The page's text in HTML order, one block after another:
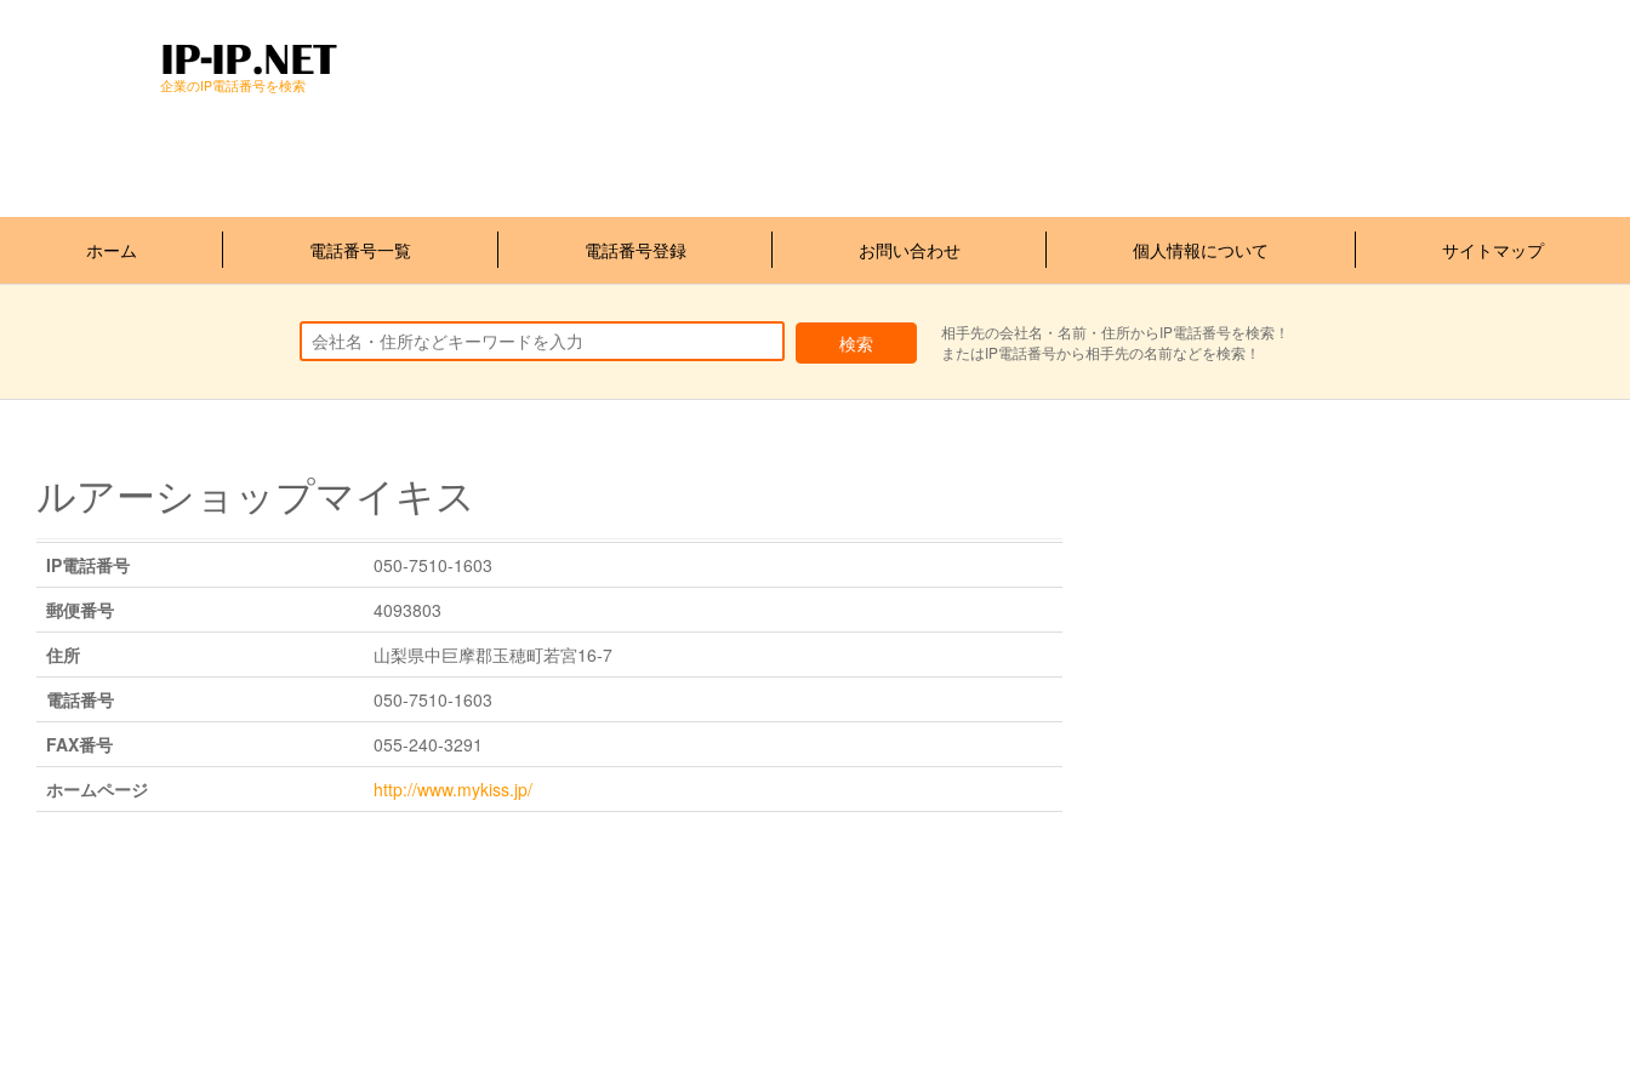
企業のIP電話番号を検索
ホーム 電話番号一覧 電話番号登録 お問い合わせ 個人情報について サイトマップ
相手先の会社名・名前・住所からIP電話番号を検索！
またはIP電話番号から相手先の名前などを検索！
ルアーショップマイキス
IP電話番号
050-7510-1603
郵便番号
4093803
住所
山梨県中巨摩郡玉穂町若宮16-7
電話番号
050-7510-1603
FAX番号
055-240-3291
ホームページ
http://www.mykiss.jp/